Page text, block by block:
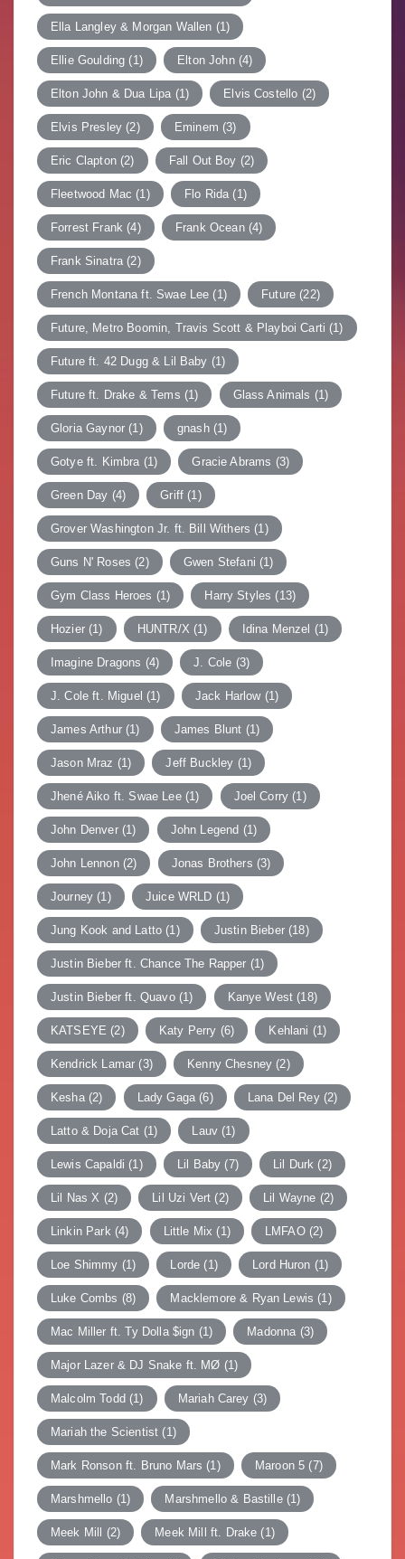
Ella Langley & Morgan Wallen (1)
Ellie Goulding (1) Elton John(4)
Elton John & Dua Lipa (1) Elvis Costello (2)
Elvis Presley (2) Eminem (3)
Eric Clapton(2) Fall Out Boy (2)
Fleetwood Mac (1) Flo Rida (1)
Forrest Frank (4) Frank Ocean(4)
Frank Sinatra (2)
French Montana ft. Swae Lee (1) Future (22)
Future, Metro Boomin, Travis Scott & Playboi Carti (1)
Future ft. 42 Dugg & Lil Baby (1)
Future ft. Drake & Tems (1) Glass Animals (1)
Gloria Gaynor (1) gnash(1)
Gotye ft. Kimbra (1) Gracie Abrams (3)
Green Day (4) Griff (1)
Grover Washington Jr. ft. Bill Withers (1)
Guns N' Roses (2) Gwen Stefani (1)
Gym Class Heroes (1) Harry Styles (13)
Hozier(1) HUNTR/X (1) Idina Menzel (1)
Imagine Dragons (4) J. Cole (3)
J. Cole ft. Miguel (1) Jack Harlow(1)
James Arthur(1) James Blunt (1)
Jason Mraz (1) Jeff Buckley (1)
Jhené Aiko ft. Swae Lee(1) Joel Corry (1)
John Denver(1) John Legend (1)
John Lennon(2) Jonas Brothers (3)
Journey (1) Juice WRLD (1)
Jung Kook and Latto (1) Justin Bieber(18)
Justin Bieber ft. Chance The Rapper (1)
Justin Bieber ft. Quavo(1) Kanye West (18)
KATSEYE (2) Katy Perry (6) Kehlani (1)
Kendrick Lamar (3) Kenny Chesney (2)
Kesha(2) Lady Gaga (6) Lana Del Rey(2)
Latto & Doja Cat (1) Lauv (1)
Lewis Capaldi (1) Lil Baby (7) Lil Durk (2)
Lil Nas X (2) Lil Uzi Vert (2) Lil Wayne (2)
Linkin Park (4) Little Mix (1) LMFAO(2)
Loe Shimmy (1) Lorde (1) Lord Huron (1)
Luke Combs (8) Macklemore & Ryan Lewis (1)
Mac Miller ft. Ty Dolla $ign (1) Madonna (3)
Major Lazer & DJ Snake ft. MØ (1)
Malcolm Todd (1) Mariah Carey (3)
Mariah the Scientist (1)
Mark Ronson ft. Bruno Mars (1) Maroon 5 (7)
Marshmello (1) Marshmello & Bastille(1)
Meek Mill (2) Meek Mill ft. Drake (1)